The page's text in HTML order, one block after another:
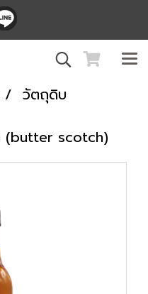
วัตถุดิบ
(butter scotch)